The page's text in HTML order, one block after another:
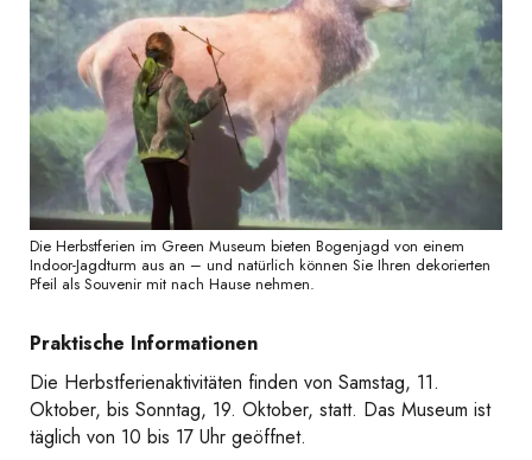
Die Herbstferien im Green Museum bieten Bogenjagd von einem
Indoor-Jagdturm aus an – und natürlich können Sie Ihren dekorierten
Pfeil als Souvenir mit nach Hause nehmen.
Praktische Informationen
Die Herbstferienaktivitäten finden von Samstag, 11.
Oktober, bis Sonntag, 19. Oktober, statt. Das Museum ist
täglich von 10 bis 17 Uhr geöffnet.